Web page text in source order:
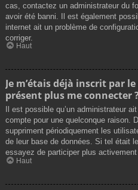
cas, contactez un administrateur du
avoir été banni. Il est également
internet ait un problème de
corriger.
Haut
Je m’étais déjà inscrit par
présent plus me connecter
Il est possible qu’un administrateur
compte pour une quelconque raison.
suppriment périodiquement les
de leur base de données. Si tel était
essayez de participer plus
Haut